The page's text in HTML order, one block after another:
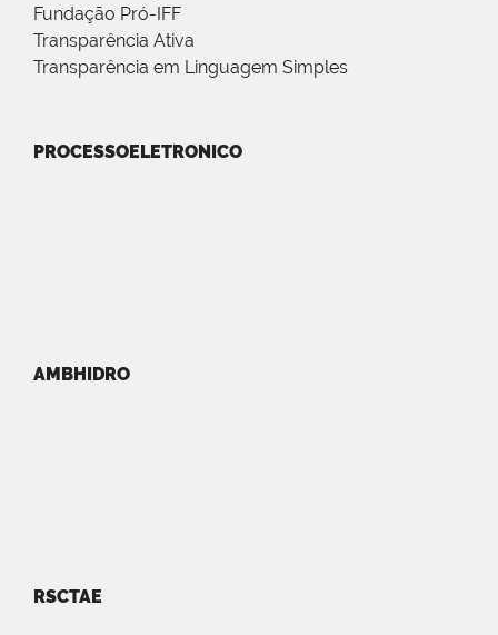
Fundação Pró-IFF
Transparência Ativa
Transparência em Linguagem Simples
PROCESSOELETRONICO
AMBHIDRO
RSCTAE